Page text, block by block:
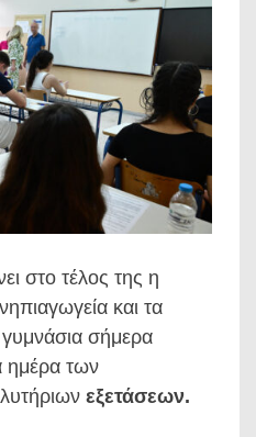
στο τέλος της η
και τα
σήμερα
ημέρα των
εξετάσεων.